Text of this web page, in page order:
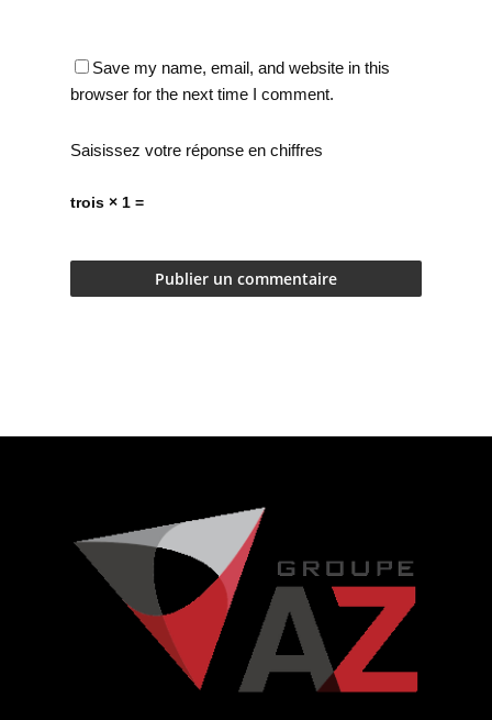
Save my name, email, and website in this
browser for the next time I comment.
Saisissez votre réponse en chiffres
trois × 1 =